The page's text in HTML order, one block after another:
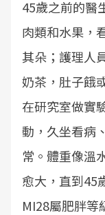
45歲之前的醫
肉類和水果，
其朵；護理人
奶茶，肚子餓
在研究室做實
動，久坐看病
常。體重像溫
愈大，直到45
MI28屬肥胖等